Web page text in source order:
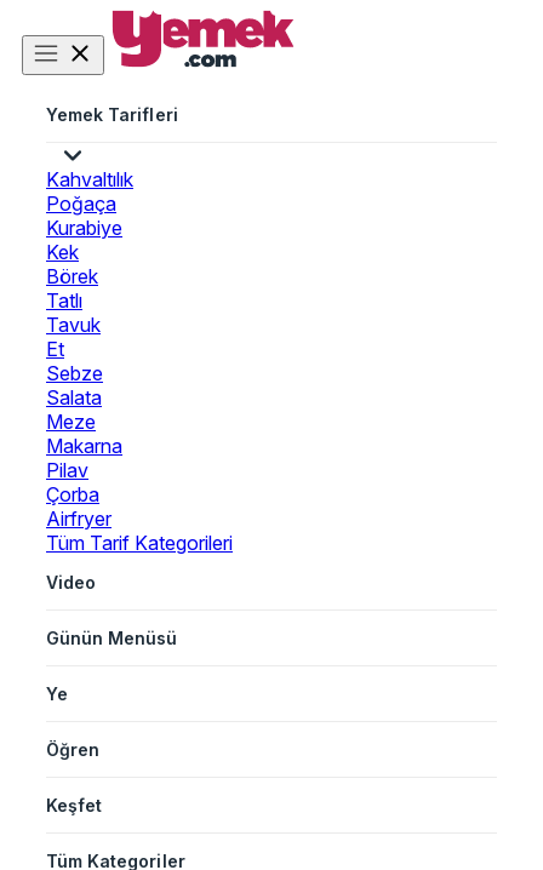
Yemek Tarifleri
Kahvaltılık
Poğaça
Kurabiye
Kek
Börek
Tatlı
Tavuk
Et
Sebze
Salata
Meze
Makarna
Pilav
Çorba
Airfryer
Tüm Tarif Kategorileri
Video
Günün Menüsü
Ye
Öğren
Keşfet
Tüm Kategoriler